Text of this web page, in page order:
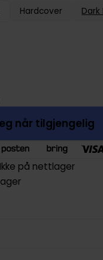
Hardcover Dark
når tilgjengelig
Ikke på nettlager